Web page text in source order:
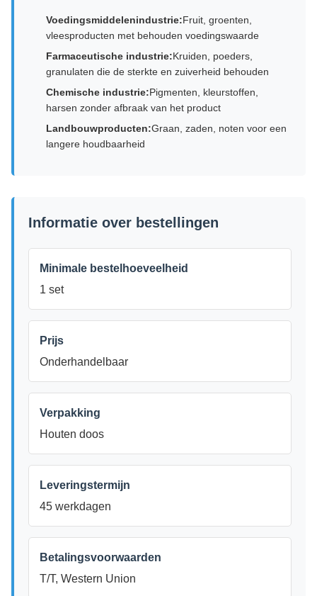
Voedingsmiddelenindustrie:Fruit, groenten,
vleesproducten met behouden voedingswaarde
Farmaceutische industrie:Kruiden, poeders,
granulaten die de sterkte en zuiverheid behouden
Chemische industrie:Pigmenten, kleurstoffen,
harsen zonder afbraak van het product
Landbouwproducten:Graan, zaden, noten voor een
langere houdbaarheid
Informatie over bestellingen
Minimale bestelhoeveelheid
1 set
Prijs
Onderhandelbaar
Verpakking
Houten doos
Leveringstermijn
45 werkdagen
Betalingsvoorwaarden
T/T, Western Union